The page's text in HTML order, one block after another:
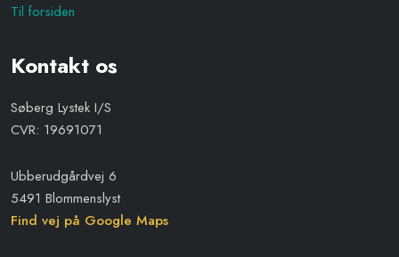
Til forsiden
Kontakt os
Søberg Lystek I/S
CVR: 19691071
Ubberudgårdvej 6
5491 Blommenslyst
Find vej på Google Maps